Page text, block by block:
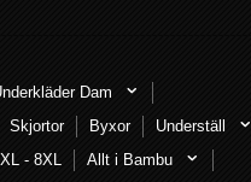
Dam
Skjortor Byxor
Underställ
- 8XL
Allt i Bambu